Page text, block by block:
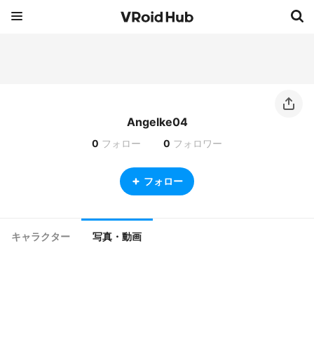
Angelke04
0 フォロー 0 フォロワー
フォロー
キャラクター 写真・動画